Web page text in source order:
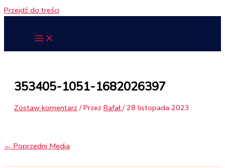
Przejdź do treści
353405-1051-1682026397
Zostaw komentarz / Przez Rafał/28 listopada 2023
← Poprzedni Media